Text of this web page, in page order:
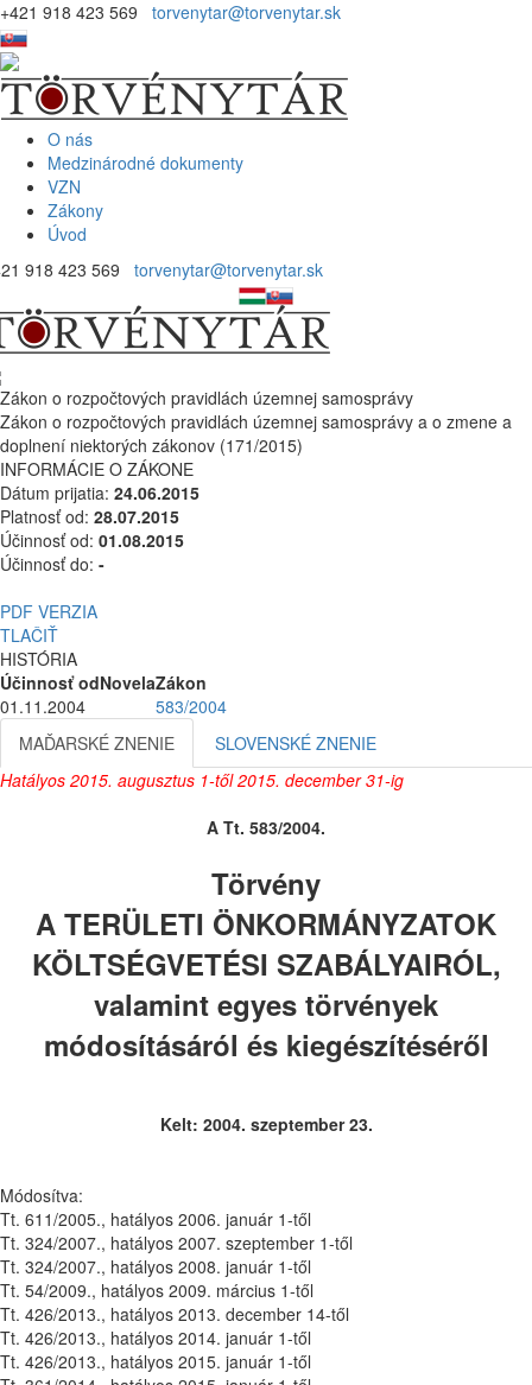
+421 918 423 569 torvenytar@torvenytar.sk
O nás
Medzinárodné dokumenty
VZN
Zákony
Úvod
918 423 569 torvenytar@torvenytar.sk
Zákon o rozpočtových pravidlách územnej samosprávy
Zákon o rozpočtových pravidlách územnej samosprávy a o zmene a
doplnení niektorých zákonov (171/2015)
INFORMÁCIE O ZÁKONE
Dátum prijatia: 24.06.2015
Platnosť od: 28.07.2015
Účinnosť od: 01.08.2015
Účinnosť do: -
PDF VERZIA
TLAČIŤ
HISTÓRIA
Účinnosť odNovelaZákon
01.11.2004
583/2004
MAĎARSKÉ ZNENIE
SLOVENSKÉ ZNENIE
Hatályos 2015. augusztus 1-től 2015. december 31-ig
A Tt. 583/2004.
Törvény
A TERÜLETI ÖNKORMÁNYZATOK
KÖLTSÉGVETÉSI SZABÁLYAIRÓL,
valamint egyes törvények
módosításáról és kiegészítéséről
Kelt: 2004. szeptember 23.
Módosítva:
Tt. 611/2005., hatályos 2006. január 1-től
Tt. 324/2007., hatályos 2007. szeptember 1-től
Tt. 324/2007., hatályos 2008. január 1-től
Tt. 54/2009., hatályos 2009. március 1-től
Tt. 426/2013., hatályos 2013. december 14-től
Tt. 426/2013., hatályos 2014. január 1-től
Tt. 426/2013., hatályos 2015. január 1-től